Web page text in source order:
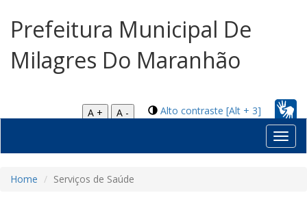
Prefeitura Municipal De
Milagres Do Maranhão
Alto contraste [Alt + 3]
A +
A -
Home Serviços de Saúde